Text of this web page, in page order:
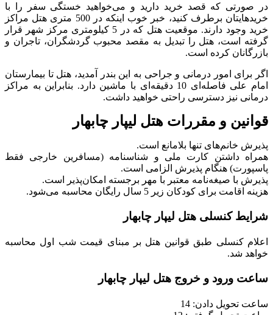
در صورتی که قصد خرید دارید و می‌خواهید خستگی سفر را با
خریدهایتان برطرف کنید، خبر خوب اینکه در 500 متری هتل مراکز
خرید وجود دارند. موقعیت هتل که در 5 کیلومتری مرکز شهر قرار
گرفته است، هتل را تبدیل به مقصد محبوب گردشگران، تاجران و
بازرگانان کرده است.
اگر برای امور درمانی و جراحی به این بندر آمدید، هتل تا بیمارستان
امام علی فاصله‌ای 10 دقیقه‌ای با ماشین دارد. بنابراین به مراکز
درمانی نیز دسترسی راحتی خواهید داشت.
قوانین و مقررات هتل لیپار چابهار
پذیرش خانم‌های تنها بلامانع است.
همراه داشتن کارت ملی و شناسنامه (مسافرین خارجی فقط
پاسپورت) هنگام پذیرش الزامی است.
پذیرش با صیغه‌نامه معتبر با مهر برجسته امکان‌پذیر است.
هزینه اقامت برای کودکان زیر 5 سال رایگان محاسبه می‌شود.
شرایط کنسلی هتل لیپار چابهار
اعلام کنسلی طبق قوانین هتل بر مبنای قیمت شب اول محاسبه
خواهد شد.
ساعت ورود و خروج هتل لیپار چابهار
ساعت تحویل دادن: 14